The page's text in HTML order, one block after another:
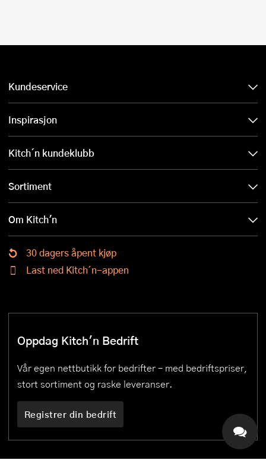
Kundeservice
Inspirasjon
Kitch´n kundeklubb
Sortiment
Om Kitch'n
30 dagers åpent kjøp
Last ned Kitch´n-appen
Oppdag Kitch'n Bedrift
Vår egen nettbutikk for bedrifter – med bedriftspriser,
stort sortiment og raske leveranser.
Registrer din bedrift